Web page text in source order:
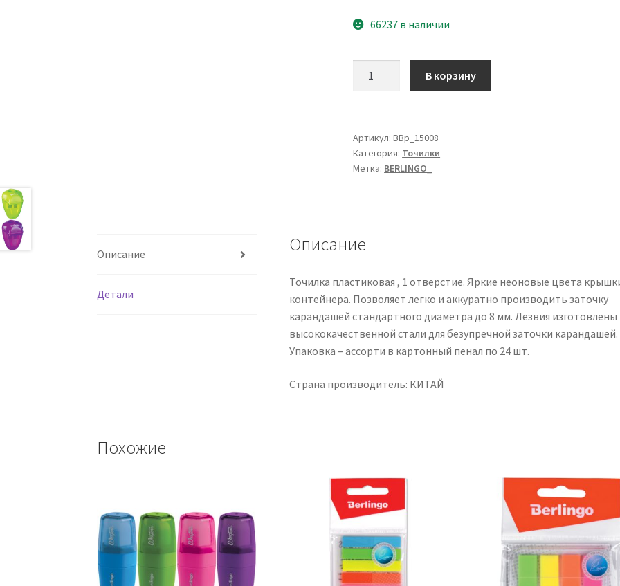
66237 в наличии
Berlingo
"NeonBox"
1
В корзину
Артикул:BBp_15008
Категория: Точилки
Метка: BERLINGO_
Описание
Детали
Описание
Точилка пластиковая , 1 отверстие. Яркие неоновые цвета
контейнера. Позволяет легко и аккуратно производить заточку
карандашей стандартного диаметра до 8 мм. Лезвия изготовлены
высококачественной стали для безупречной заточки карандашей.
Упаковка – ассорти в картонный пенал по 24 шт.
Страна производитель: КИТАЙ
Похожие